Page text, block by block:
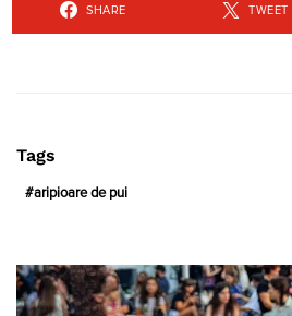
SHARE TWEET
Tags
aripioare de pui